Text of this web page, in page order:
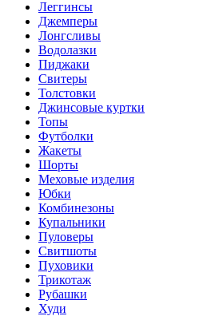
Леггинсы
Джемперы
Лонгсливы
Водолазки
Пиджаки
Свитеры
Толстовки
Джинсовые куртки
Топы
Футболки
Жакеты
Шорты
Меховые изделия
Юбки
Комбинезоны
Купальники
Пуловеры
Свитшоты
Пуховики
Трикотаж
Рубашки
Худи